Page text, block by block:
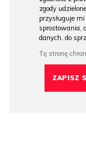
zgody
przysługuje
sprostowania,
danych, do